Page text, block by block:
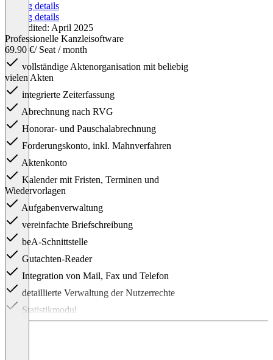
Pricing details
Pricing details
Last edited: April 2025
Professionelle Kanzleisoftware
69.90 €/ Seat / month
vollständige Aktenorganisation mit beliebig
vielen Akten
integrierte Zeiterfassung
Abrechnung nach RVG
Honorar- und Pauschalabrechnung
Forderungskonto, inkl. Mahnverfahren
Aktenkonto
Kalender mit Fristen, Terminen und
Wiedervorlagen
Aufgabenverwaltung
vereinfachte Briefschreibung
beA-Schnittstelle
Gutachten-Reader
Integration von Mail, Fax und Telefon
detaillierte Verwaltung der Nutzerrechte
Statistikmodul